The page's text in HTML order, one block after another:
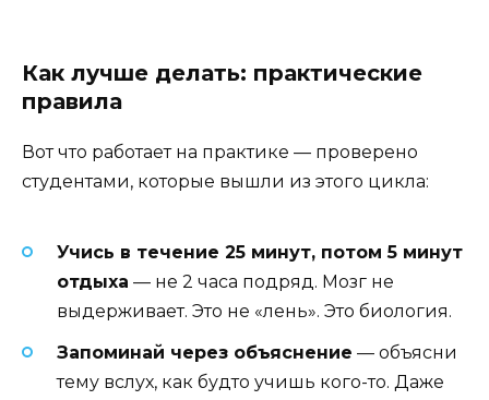
Как лучше делать: практические
правила
Вот что работает на практике — проверено
студентами, которые вышли из этого цикла:
Учись в течение 25 минут, потом 5 минут
отдыха — не 2 часа подряд. Мозг не
выдерживает. Это не «лень». Это биология.
Запоминай через объяснение — объясни
тему вслух, как будто учишь кого-то. Даже